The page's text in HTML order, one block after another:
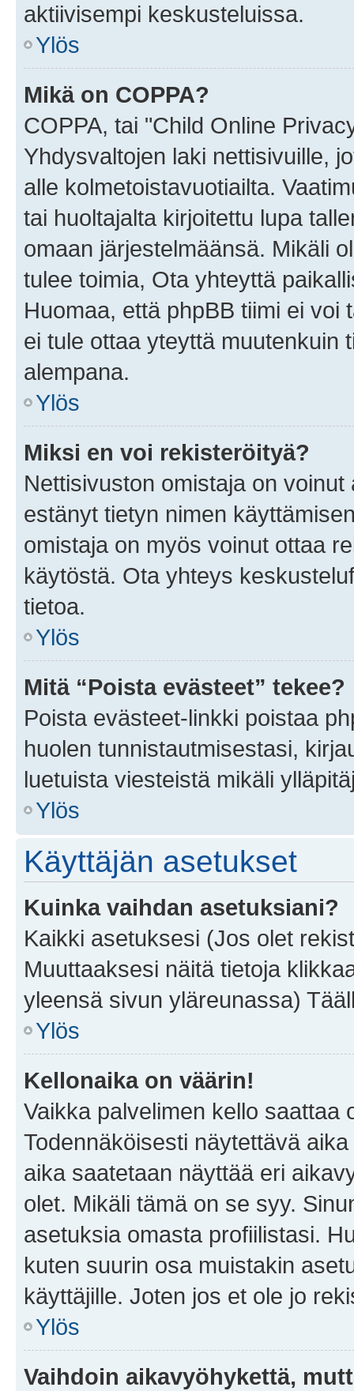
aktiivisempi keskusteluissa.
Ylös
Mikä on COPPA?
COPPA, tai "Child Online
Yhdysvaltojen laki nettisivuille,
alle kolmetoistavuotiailta.
tai huoltajalta kirjoitettu lupa
omaan järjestelmäänsä. Mikäli
tulee toimia, Ota yhteyttä
Huomaa, että phpBB tiimi ei
ei tule ottaa yteyttä muutenkuin
alempana.
Ylös
Miksi en voi rekisteröityä?
Nettisivuston omistaja on
estänyt tietyn nimen
omistaja on myös voinut ottaa
käytöstä. Ota yhteys
tietoa.
Ylös
Mitä “Poista evästeet” tekee?
Poista evästeet-linkki poistaa
huolen tunnistautmisestasi,
luetuista viesteistä mikäli
Ylös
Käyttäjän asetukset
Kuinka vaihdan asetuksiani?
Kaikki asetuksesi (Jos olet
Muuttaaksesi näitä tietoja
yleensä sivun yläreunassa)
Ylös
Kellonaika on väärin!
Vaikka palvelimen kello saattaa
Todennäköisesti näytettävä
aika saatetaan näyttää eri
olet. Mikäli tämä on se syy.
asetuksia omasta profiilistasi.
kuten suurin osa muistakin
käyttäjille. Joten jos et ole jo
Ylös
Vaihdoin aikavyöhykettä,